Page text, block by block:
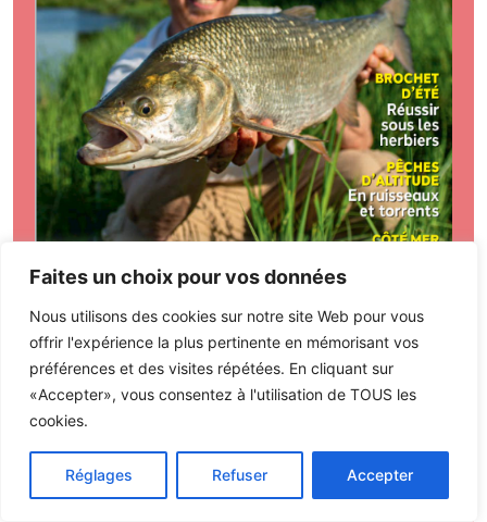
Faites un choix pour vos données
Nous utilisons des cookies sur notre site Web pour vous
offrir l'expérience la plus pertinente en mémorisant vos
préférences et des visites répétées. En cliquant sur
«Accepter», vous consentez à l'utilisation de TOUS les
cookies.
Réglages Refuser Accepter
Sommaire